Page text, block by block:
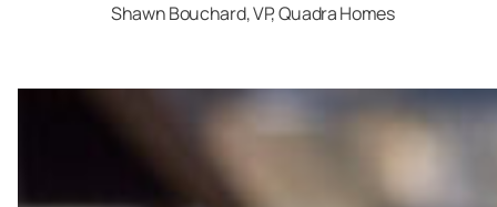
Shawn Bouchard, VP, Quadra Homes